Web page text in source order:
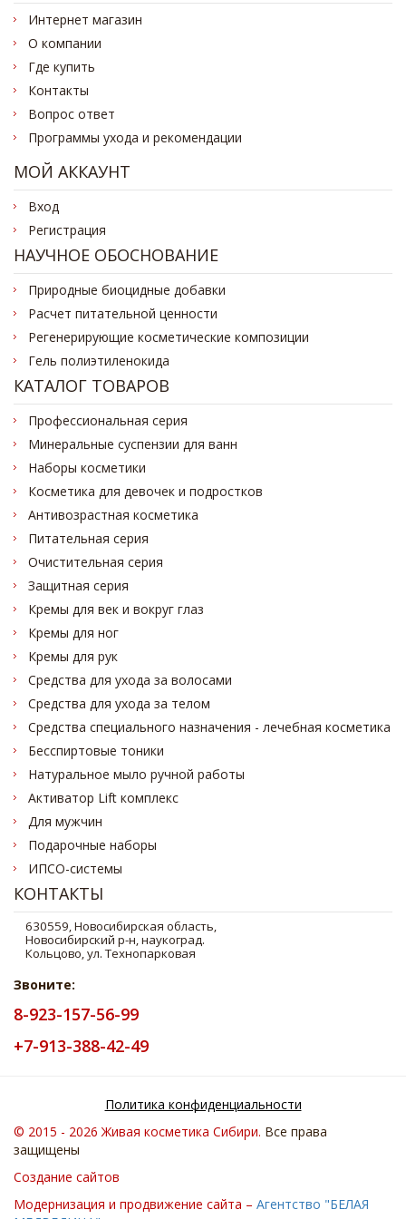
Интернет магазин
О компании
Где купить
Контакты
Вопрос ответ
Программы ухода и рекомендации
МОЙ АККАУНТ
Вход
Регистрация
НАУЧНОЕ ОБОСНОВАНИЕ
Природные биоцидные добавки
Расчет питательной ценности
Регенерирующие косметические композиции
Гель полиэтиленокида
КАТАЛОГ ТОВАРОВ
Профессиональная серия
Минеральные суспензии для ванн
Наборы косметики
Косметика для девочек и подростков
Антивозрастная косметика
Питательная серия
Очистительная серия
Защитная серия
Кремы для век и вокруг глаз
Кремы для ног
Кремы для рук
Средства для ухода за волосами
Средства для ухода за телом
Средства специального назначения - лечебная косметика
Бесспиртовые тоники
Натуральное мыло ручной работы
Активатор Lift комплекс
Для мужчин
Подарочные наборы
ИПСО-системы
КОНТАКТЫ
Звоните:
8-923-157-56-99
+7-913-388-42-49
Политика конфиденциальности
© 2015 - 2026 Живая косметика Cибири. Все права
защищены
Создание сайтов
Модернизация и продвижение сайта – Агентство "БЕЛАЯ